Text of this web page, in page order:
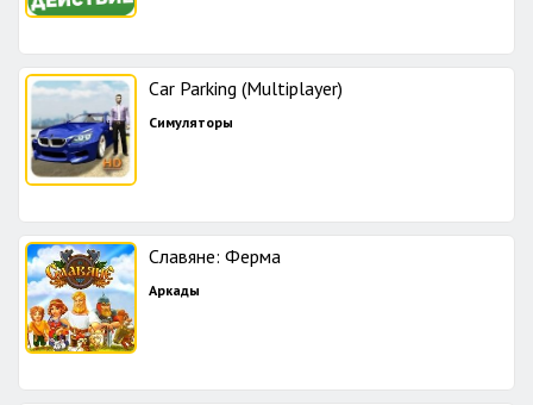
Car Parking (Multiplayer)
Симуляторы
Славяне: Ферма
Аркады